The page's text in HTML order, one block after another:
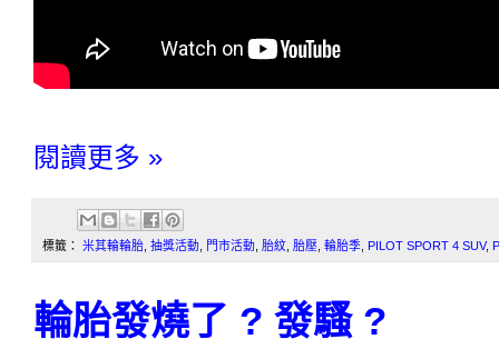
閱讀更多 »
標籤： 米其輪輪胎 抽獎活動 門市活動 胎紋 胎壓 輪胎季 PILOT SPORT 4 SUV,
輪胎發燒了 ? 發騷 ?